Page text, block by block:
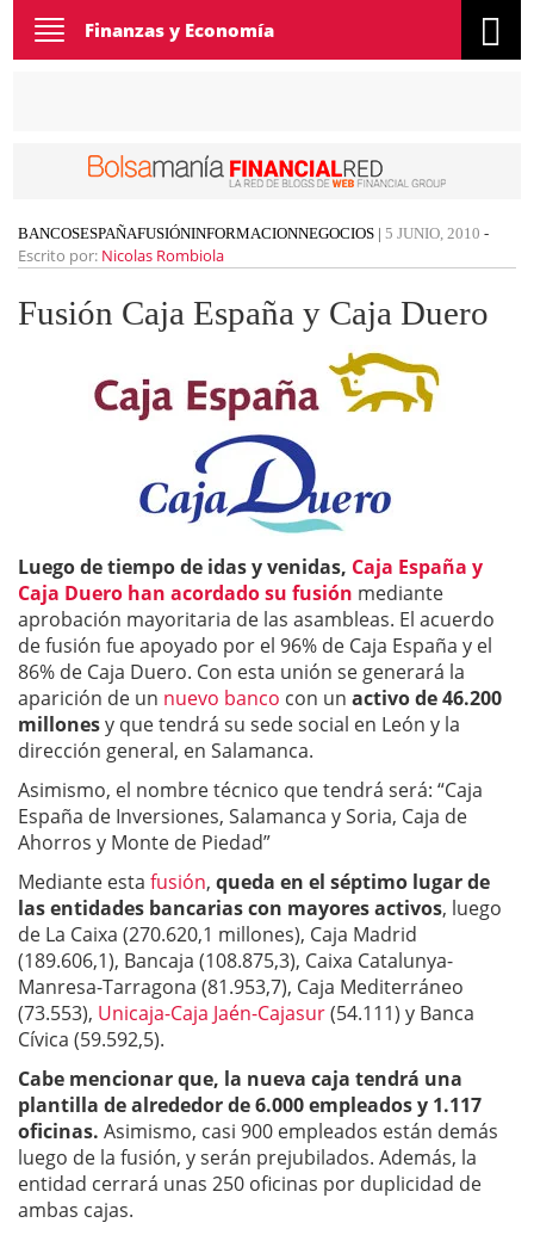
Toggle
navigation
Finanzas y Economía
BANCOSESPAÑAFUSIÓNINFORMACIONNEGOCIOS | 5 JUNIO, 2010 -
Escrito por: Nicolas Rombiola
Fusión Caja España y Caja Duero
Luego de tiempo de idas y venidas, Caja España y
Caja Duero han acordado su fusión mediante
aprobación mayoritaria de las asambleas. El acuerdo
de fusión fue apoyado por el 96% de Caja España y el
86% de Caja Duero. Con esta unión se generará la
aparición de un nuevo banco con un activo de46.200
millonesy que tendrá su sede social en León y la
dirección general, en Salamanca.
Asimismo, el nombre técnico que tendrá será: “Caja
España de Inversiones, Salamanca y Soria, Caja de
Ahorros y Monte de Piedad”
Mediante esta fusión, queda en el séptimo lugar de
las entidades bancarias con mayores activos, luego
de La Caixa (270.620,1 millones), Caja Madrid
(189.606,1), Bancaja (108.875,3), Caixa Catalunya-
Manresa-Tarragona (81.953,7), Caja Mediterráneo
(73.553), Unicaja-Caja Jaén-Cajasur(54.111) y Banca
Cívica (59.592,5).
Cabe mencionar que, la nueva caja tendrá una
plantilla de alrededor de 6.000 empleados y 1.117
oficinas. Asimismo, casi 900 empleados están demás
luego de la fusión, y serán prejubilados. Además, la
entidad cerrará unas 250 oficinas por duplicidad de
ambas cajas.